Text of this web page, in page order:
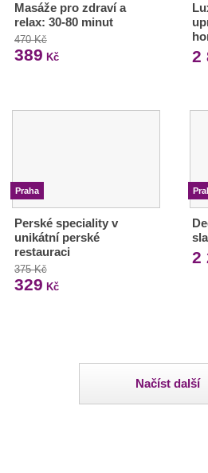
Masáže pro zdraví a
relax: 30-80 minut
470 Kč
389 Kč 2
Praha
Perské speciality v
unikátní perské
restauraci
375 Kč
329 Kč
2
Načíst další